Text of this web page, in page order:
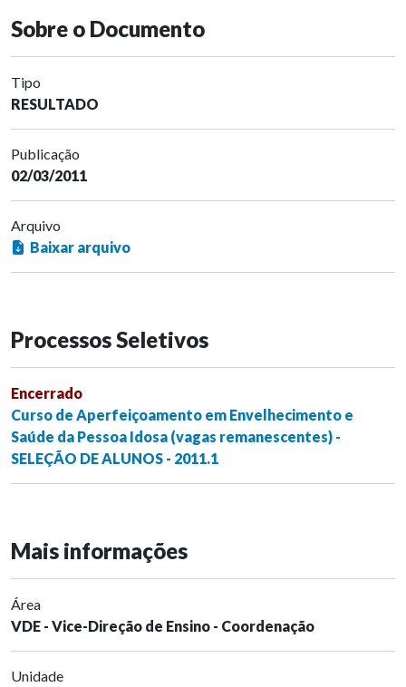
Sobre o Documento
Tipo
RESULTADO
Publicação
02/03/2011
Arquivo
Baixar arquivo
Processos Seletivos
Encerrado
Curso de Aperfeiçoamento em Envelhecimento e
Saúde da Pessoa Idosa (vagas remanescentes) -
SELEÇÃO DE ALUNOS - 2011.1
Mais informações
Área
VDE - Vice-Direção de Ensino - Coordenação
Unidade